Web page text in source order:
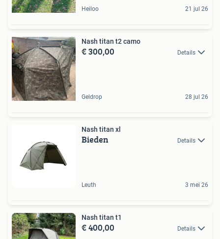
Heiloo 21 jul 26
Nash titan t2 camo
€ 300,00 Details
Geldrop 28 jul 26
Nash titan xl
Bieden Details
Leuth 3 mei 26
Nash titan t1
€ 400,00 Details